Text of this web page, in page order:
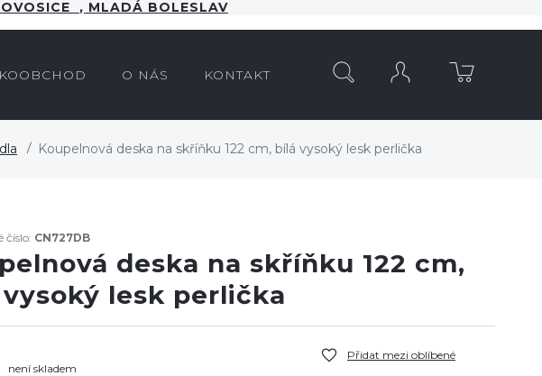
, MLADÁ BOLESLAV
O NÁS KONTAKT
Koupelnová deska na skříňku 122 cm, bílá vysoký lesk perlička
číslo: CN727DB
deska na skříňku 122 cm,
lesk perlička
není skladem
Přidat mezi oblíbené